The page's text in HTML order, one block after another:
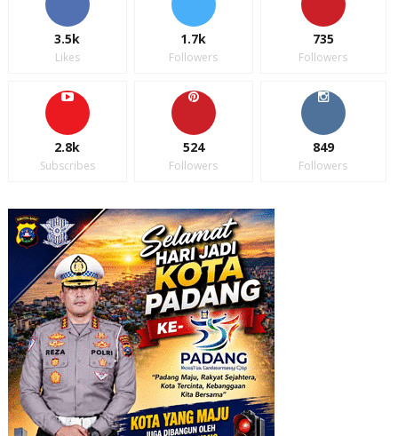
3.5k
Likes
1.7k
Followers
735
Followers
2.8k
Subscribes
524
Followers
849
Followers